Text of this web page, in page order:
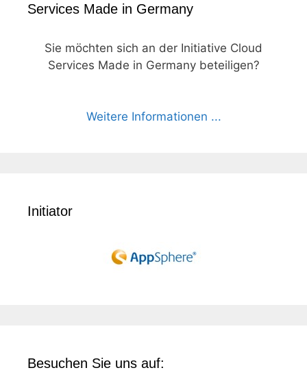
Services Made in Germany
Sie möchten sich an der Initiative Cloud
Services Made in Germany beteiligen?
Weitere Informationen ...
Initiator
Besuchen Sie uns auf: